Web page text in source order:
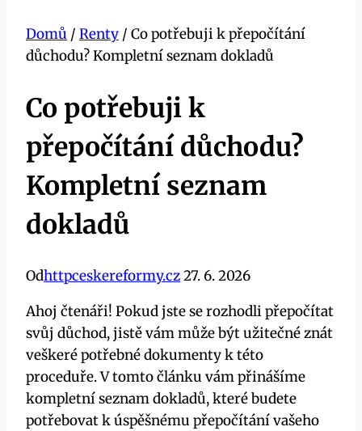
Domů / Renty / Co potřebuji k přepočítání
důchodu? Kompletní seznam dokladů
Co potřebuji k
přepočítání důchodu?
Kompletní seznam
dokladů
Odhttpceskereformy.cz27. 6. 2026
Ahoj čtenáři! Pokud jste se rozhodli přepočítat
svůj důchod, jistě vám může být užitečné znát
veškeré potřebné dokumenty k této
proceduře. V tomto článku vám přinášíme
kompletní seznam dokladů, které budete
potřebovat k úspěšnému přepočítání vašeho